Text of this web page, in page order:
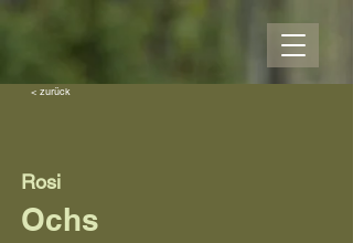
< zurück
Rosi
Ochs